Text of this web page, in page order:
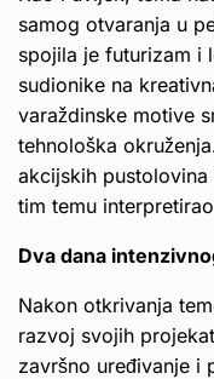
samog otvaranja u
spojila je futurizam i
sudionike na
varaždinske motive
tehnološka
akcijskih
tim temu
Dva dana
Nakon otkrivanja
razvoj svojih
završno uređivanje i